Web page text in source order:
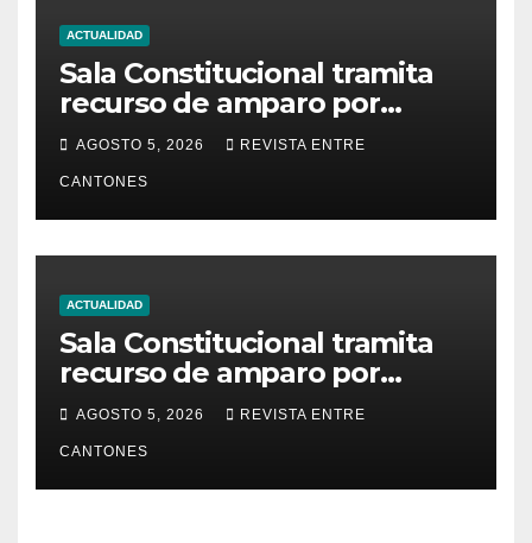
ACTUALIDAD
Sala Constitucional tramita
recurso de amparo por
presunta falta de respuesta
en relación con los
fundamentos técnicos del
examen de incorporación al
Colegio de Abogados
AGOSTO 5, 2026 REVISTA ENTRE
CANTONES
ACTUALIDAD
Sala Constitucional tramita
recurso de amparo por
presunta falta de respuesta
en relación con los
fundamentos técnicos del
examen de incorporación al
AGOSTO 5, 2026 REVISTA ENTRE
CANTONES